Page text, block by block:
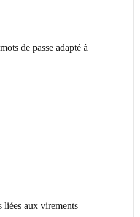
de passe adapté à
liées aux virements